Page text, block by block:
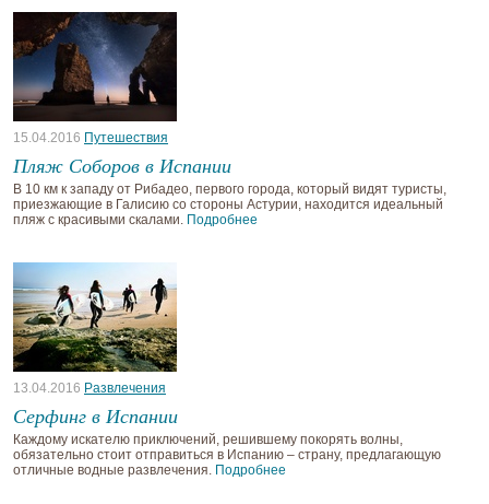
15.04.2016 Путешествия
Пляж Соборов в Испании
В 10 км к западу от Рибадео, первого города, который видят туристы,
приезжающие в Галисию со стороны Астурии, находится идеальный
пляж с красивыми скалами. Подробнее
13.04.2016 Развлечения
Серфинг в Испании
Каждому искателю приключений, решившему покорять волны,
обязательно стоит отправиться в Испанию – страну, предлагающую
отличные водные развлечения. Подробнее